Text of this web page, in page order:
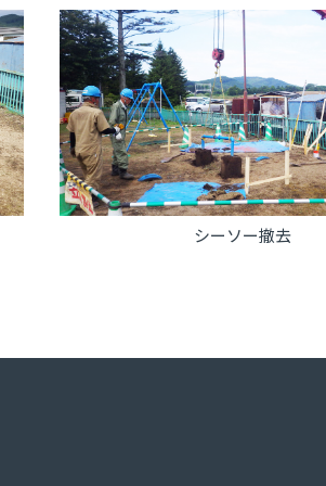
シーソー撤去